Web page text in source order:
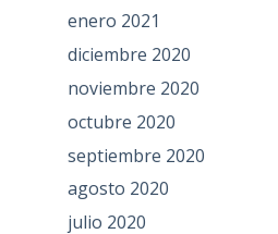
enero 2021
diciembre 2020
noviembre 2020
octubre 2020
septiembre 2020
agosto 2020
julio 2020